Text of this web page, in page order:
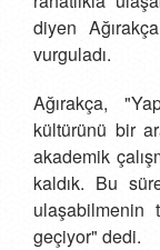
diyen
vurguladı.
Ağırakça,
kültürünü bir
akademik
kaldık. Bu
ulaşabilmenin
geçiyor" dedi.